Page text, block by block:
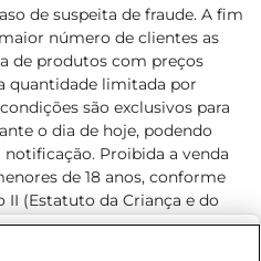
de suspeita de fraude. A fim
número de clientes as
de produtos com preços
quantidade limitada por
são exclusivos para
o dia de hoje, podendo
Proibida a venda
de 18 anos, conforme
II (Estatuto da Criança e do
exclusivos para o